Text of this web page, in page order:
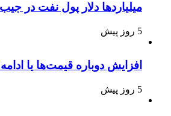
میلیاردها دلار پول نفت در
5 روز پیش
افزایش دوباره قیمت‌ها یا
5 روز پیش